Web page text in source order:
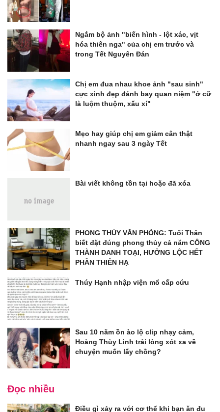
Ngắm bộ ảnh "biến hình - lột xác, vịt
hóa thiên nga" của chị em trước và
trong Tết Nguyên Đán
Chị em đua nhau khoe ảnh "sau sinh"
cực xinh đẹp đánh bay quan niệm "ở cữ
là luộm thuộm, xấu xí"
Mẹo hay giúp chị em giảm cân thật
nhanh ngay sau 3 ngày Tết
Bài viết không tồn tại hoặc đã xóa
PHONG THỦY VĂN PHÒNG: Tuổi Thân
biết đặt đúng phong thủy cả năm CÔNG
THÀNH DANH TOẠI, HƯỞNG LỘC HẾT
PHẦN THIÊN HẠ
Thúy Hạnh nhập viện mổ cấp cứu
Sau 10 năm ồn ào lộ clip nhạy cảm,
Hoàng Thùy Linh trải lòng xót xa về
chuyện muốn lấy chồng?
Đọc nhiều
Điều gì xảy ra với cơ thể khi bạn ăn đu